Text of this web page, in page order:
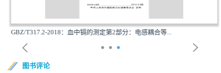
GBZ/T317.2-2018：血中镉的测定第2部分：电感耦合等...
图书评论